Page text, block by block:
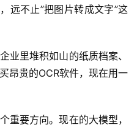
远不止”把图片转成文字”这
业里堆积如山的纸质档案、
昂贵的OCR软件，现在用一
重要方向。现在的大模型，